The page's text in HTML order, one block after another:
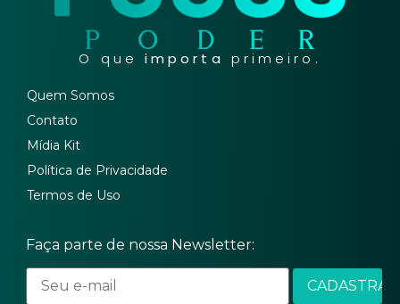
O que importa primeiro.
Quem Somos
Contato
Mídia Kit
Política de Privacidade
Termos de Uso
Faça parte de nossa Newsletter: